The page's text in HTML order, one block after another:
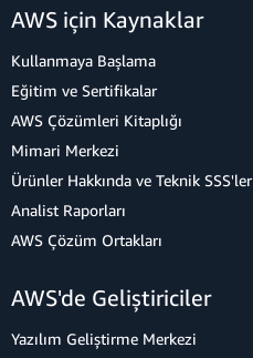
AWS için Kaynaklar
Kullanmaya Başlama
Eğitim ve Sertifikalar
AWS Çözümleri Kitaplığı
Mimari Merkezi
Ürünler Hakkında ve Teknik SSS'ler
Analist Raporları
AWS Çözüm Ortakları
AWS'de Geliştiriciler
Yazılım Geliştirme Merkezi